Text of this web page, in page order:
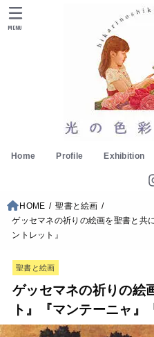
Home Profile Exhibition
MENU
HOME
聖書と絵画
ゲッセマネの祈りの絵画を聖書と共
ントレット』
聖書と絵画
ゲッセマネの祈りの絵
ト』『マンテーニャ』